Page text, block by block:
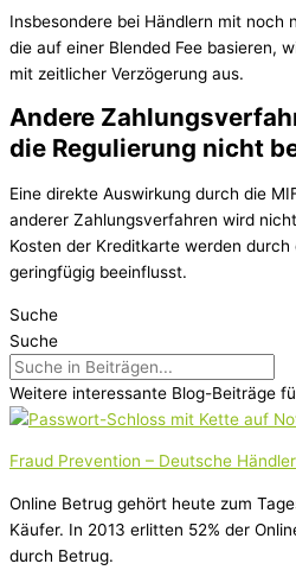
Insbesondere bei Händlern mit noch
die auf einer Blended Fee basieren,
mit zeitlicher Verzögerung aus.
Andere
die Regulierung nicht
Eine direkte Auswirkung durch die
anderer Zahlungsverfahren wird
Kosten der Kreditkarte werden durch
geringfügig beeinflusst.
Suche
Suche
Weitere interessante Blog-Beiträge
Fraud Prevention – Deutsche
Online Betrug gehört heute zum
Käufer. In 2013 erlitten 52% der
durch Betrug.